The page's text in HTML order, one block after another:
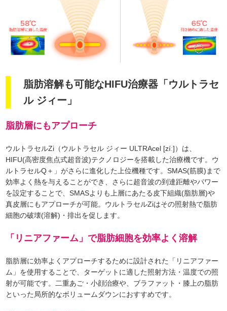
脂肪溶解も可能なHIFU治療器「ウルトラセ
ル ジィー」
脂肪層にもアプローチ
ウルトラセルZi（ウルトラセル ジィー ULTRAcel [zíː]）は、
HIFU(高密度焦点式超音波)テクノロジーを搭載した治療機です。ウ
ルトラセルQ＋」がさらに進化した上位機種です。SMAS(筋膜)まで
効率よく熱を与えることができ、さらに超音波の到達距離やパワー
を設定することで、SMASよりも上層にあたる皮下組織(脂肪層)や
真皮層にもアプローチが可能。ウルトラセルZiはその照射熱で脂肪
細胞の破壊(溶解)・排出を促します。
「リニアファーム」で脂肪細胞を効率よく溶解
脂肪層に効率よくアプローチするために設計された「リニアファー
ム」を使用することで、ターゲットに適した照射方法・温度での照
射が可能です。二重あご・小顔治療や、ブラファット・膝上の脂肪
といった局所的なボリュームダウンにおすすめです。